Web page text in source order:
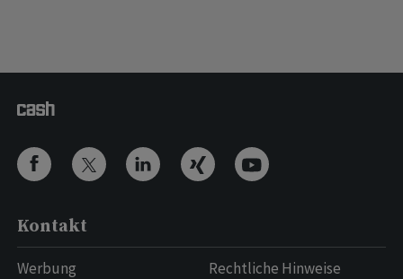
Kontakt
Werbung
Rechtliche Hinweise